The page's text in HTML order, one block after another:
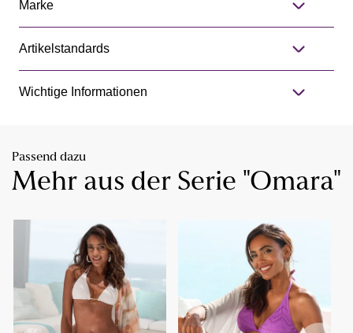
Marke
Artikelstandards
Wichtige Informationen
Passend dazu
Mehr aus der Serie "Omara"